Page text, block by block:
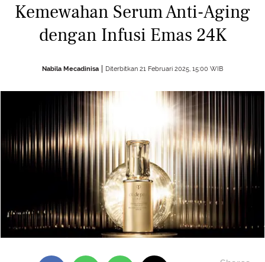
Kemewahan Serum Anti-Aging
dengan Infusi Emas 24K
Nabila Mecadinisa Diterbitkan 21 Februari 2025, 15:00 WIB